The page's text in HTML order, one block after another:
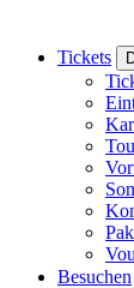
Tickets
Besuchen